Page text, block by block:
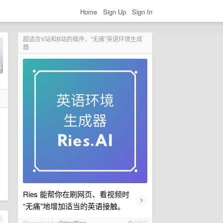
Home Sign Up Sign In
超适合V站和B站的插件，“无痛”英语环境生成
器
Ries 能帮你在刷网页、看视频时
“无痛”地增加适当的英语接触。
›